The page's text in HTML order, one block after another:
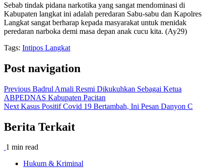
Sebab tindak pidana narkotika yang sangat mendominasi di
Kabupaten langkat ini adalah peredaran Sabu-sabu dan Kapolres
Langkat sangat berharap kepada masyarakat untuk menidak
peredaran narboka demi masa depan anak cucu kita. (Ay29)
Tags: Intipos Langkat
Post navigation
Previous Badrul Amali Resmi Dikukuhkan Sebagai Ketua
ABPEDNAS Kabupaten Pacitan
Next Kasus Positif Covid 19 Bertambah, Ini Pesan Danyon C
Berita Terkait
1 min read
Hukum & Kriminal